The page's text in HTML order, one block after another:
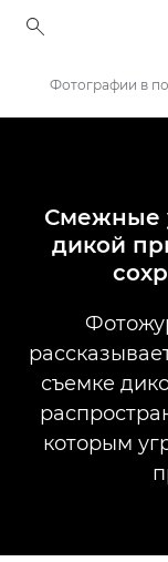
Истории
Смежные
дикой
съемке
которым